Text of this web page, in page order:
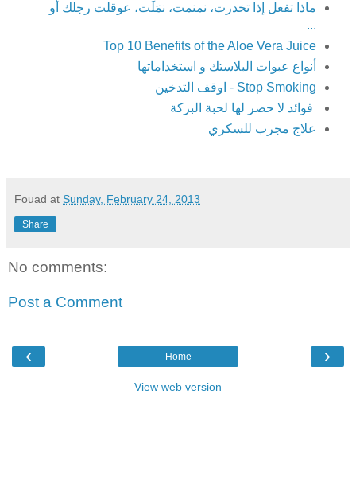
ماذا تفعل إذا تخدرت، نمنمت، نمَلَت، عوقلت رجلك أو
...
Top 10 Benefits of the Aloe Vera Juice
أنواع عبوات البلاستك و استخداماتها
Stop Smoking - اوقف التدخين
فوائد لا حصر لها لحبة البركة
علاج مجرب للسكري
Fouad at Sunday, February 24, 2013
Share
No comments:
Post a Comment
‹ ›
Home
View web version